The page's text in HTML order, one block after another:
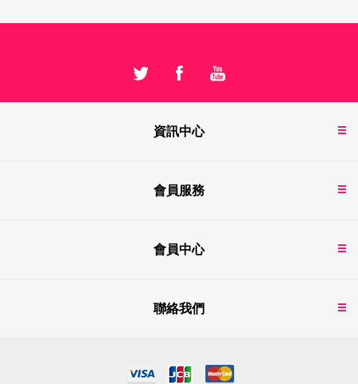
資訊中心
會員服務
會員中心
聯絡我們